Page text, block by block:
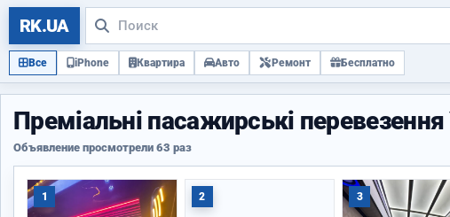
RK.UA
Все iPhone Квартира Авто Ремонт Бесплатно
Преміальні пасажирські
Объявление просмотрели 63 раз
1 2 3